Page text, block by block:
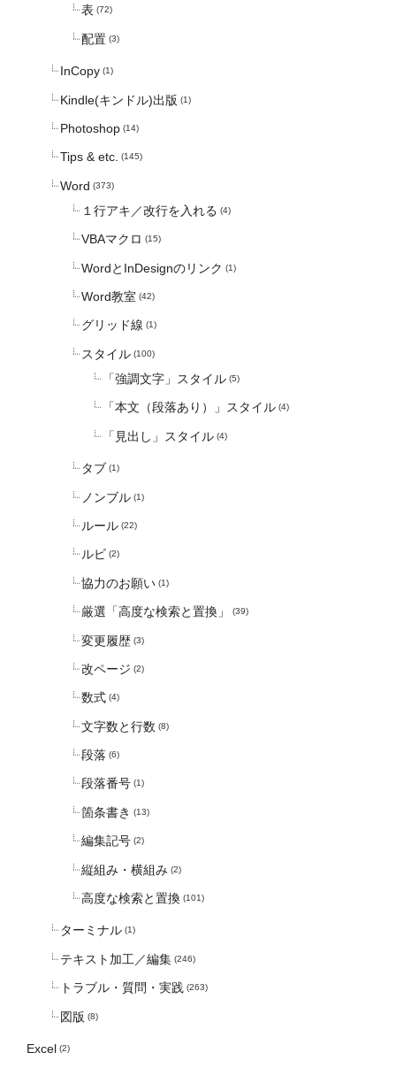
表 (72)
配置 (3)
InCopy (1)
Kindle(キンドル)出版 (1)
Photoshop (14)
Tips & etc. (145)
Word (373)
１行アキ／改行を入れる (4)
VBAマクロ (15)
WordとInDesignのリンク (1)
Word教室 (42)
グリッド線 (1)
スタイル (100)
「強調文字」スタイル (5)
「本文（段落あり）」スタイル (4)
「見出し」スタイル (4)
タブ (1)
ノンブル (1)
ルール (22)
ルビ (2)
協力のお願い (1)
厳選「高度な検索と置換」 (39)
変更履歴 (3)
改ページ (2)
数式 (4)
文字数と行数 (8)
段落 (6)
段落番号 (1)
箇条書き (13)
編集記号 (2)
縦組み・横組み (2)
高度な検索と置換 (101)
ターミナル (1)
テキスト加工／編集 (246)
トラブル・質問・実践 (263)
図版 (8)
Excel (2)